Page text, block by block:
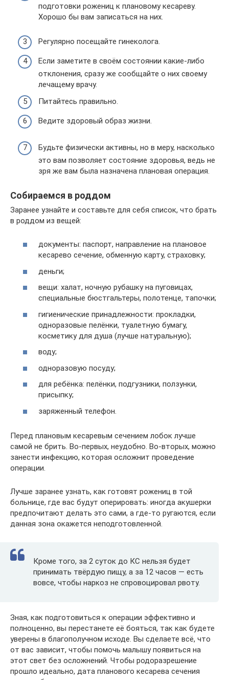
подготовки рожениц к плановому кесареву.
Хорошо бы вам записаться на них.
Регулярно посещайте гинеколога.
Если заметите в своём состоянии какие-либо
отклонения, сразу же сообщайте о них своему
лечащему врачу.
Питайтесь правильно.
Ведите здоровый образ жизни.
Будьте физически активны, но в меру, насколько
это вам позволяет состояние здоровья, ведь не
зря же вам была назначена плановая операция.
Собираемся в роддом
Заранее узнайте и составьте для себя список, что брать
в роддом из вещей:
документы: паспорт, направление на плановое
кесарево сечение, обменную карту, страховку;
деньги;
вещи: халат, ночную рубашку на пуговицах,
специальные бюстгальтеры, полотенце, тапочки;
гигиенические принадлежности: прокладки,
одноразовые пелёнки, туалетную бумагу,
косметику для душа (лучше натуральную);
воду;
одноразовую посуду;
для ребёнка: пелёнки, подгузники, ползунки,
присыпку;
заряженный телефон.
Перед плановым кесаревым сечением лобок лучше
самой не брить. Во-первых, неудобно. Во-вторых, можно
занести инфекцию, которая осложнит проведение
операции.
Лучше заранее узнать, как готовят рожениц в той
больнице, где вас будут оперировать: иногда акушерки
предпочитают делать это сами, а где-то ругаются, если
данная зона окажется неподготовленной.
Кроме того, за 2 суток до КС нельзя будет
принимать твёрдую пищу, а за 12 часов — есть
вовсе, чтобы наркоз не спровоцировал рвоту.
Зная, как подготовиться к операции эффективно и
полноценно, вы перестанете её бояться, так как будете
уверены в благополучном исходе. Вы сделаете всё, что
от вас зависит, чтобы помочь малышу появиться на
этот свет без осложнений. Чтобы родоразрешение
прошло идеально, дата планового кесарева сечения